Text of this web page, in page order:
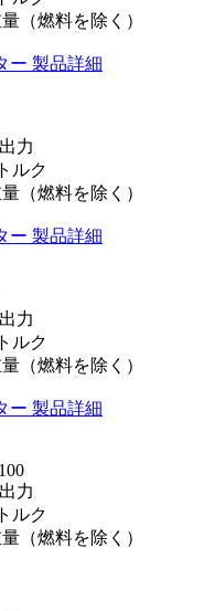
（燃料を除く）
ー 製品詳細
力
ルク
（燃料を除く）
ー 製品詳細
力
ルク
（燃料を除く）
ー 製品詳細
力
ルク
（燃料を除く）